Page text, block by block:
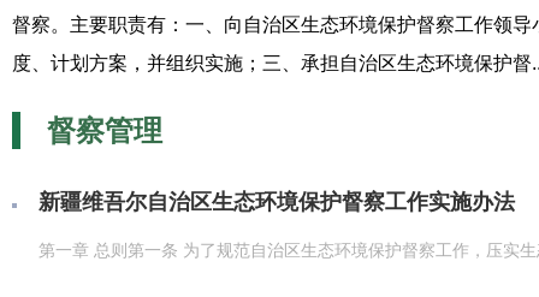
督察。主要职责有：一、向自治区生态环境保护督察工作领
度、计划方案，并组织实施；三、承担自治区生态环境保护督
督察管理
新疆维吾尔自治区生态环境保护督察工作实施办法
第一章 总则第一条 为了规范自治区生态环境保护督察工作，压实